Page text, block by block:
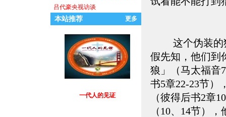
吕代豪央视访谈
本站推荐 更多
消防员
这个伪装
假先知 ，他们
狼」（马太福音
书5章22-23节
（彼得后书2章
（10、14节）